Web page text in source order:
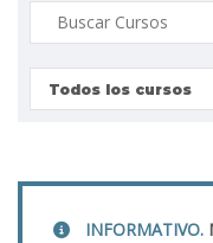
Buscar:
Todos los cursos
INFORMATIVO.